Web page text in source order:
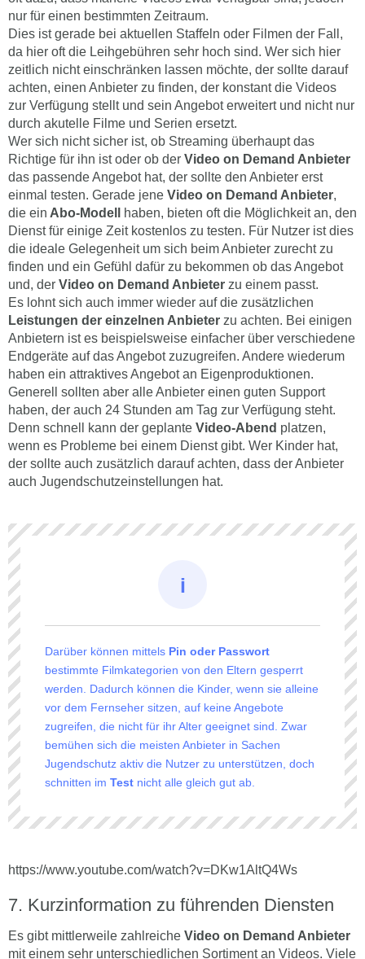
nur für einen bestimmten Zeitraum.
Dies ist gerade bei aktuellen Staffeln oder Filmen der Fall,
da hier oft die Leihgebühren sehr hoch sind. Wer sich hier
zeitlich nicht einschränken lassen möchte, der sollte darauf
achten, einen Anbieter zu finden, der konstant die Videos
zur Verfügung stellt und sein Angebot erweitert und nicht nur
durch akutelle Filme und Serien ersetzt.
Wer sich nicht sicher ist, ob Streaming überhaupt das
Richtige für ihn ist oder ob der Video on Demand Anbieter
das passende Angebot hat, der sollte den Anbieter erst
einmal testen. Gerade jene Video on Demand Anbieter,
die ein Abo-Modell
haben, bieten oft die Möglichkeit an, den
Dienst für einige Zeit kostenlos zu testen. Für Nutzer ist dies
die ideale Gelegenheit um sich beim Anbieter zurecht zu
finden und ein Gefühl dafür zu bekommen ob das Angebot
und, der Video on Demand Anbieter zu einem passt.
Es lohnt sich auch immer wieder auf die zusätzlichen
Leistungen der einzelnen Anbieter zu achten. Bei einigen
Anbietern ist es beispielsweise einfacher über verschiedene
Endgeräte auf das Angebot zuzugreifen. Andere wiederum
haben ein attraktives Angebot an Eigenproduktionen.
Generell sollten aber alle Anbieter einen guten Support
haben, der auch 24 Stunden am Tag zur Verfügung steht.
Denn schnell kann der geplante Video-Abend platzen,
wenn es Probleme bei einem Dienst gibt. Wer Kinder hat,
der sollte auch zusätzlich darauf achten, dass der Anbieter
auch Jugendschutzeinstellungen hat.
Darüber können mittels Pin oder Passwort
bestimmte Filmkategorien von den Eltern gesperrt
werden. Dadurch können die Kinder, wenn sie alleine
vor dem Fernseher sitzen, auf keine Angebote
zugreifen, die nicht für ihr Alter geeignet sind. Zwar
bemühen sich die meisten Anbieter in Sachen
Jugendschutz aktiv die Nutzer zu unterstützen, doch
schnitten im Test nicht alle gleich gut ab.
https://www.youtube.com/watch?v=DKw1AltQ4Ws
Kurzinformation zu führenden Diensten
Es gibt mittlerweile zahlreiche Video on Demand Anbieter
mit einem sehr unterschiedlichen Sortiment an Videos. Viele